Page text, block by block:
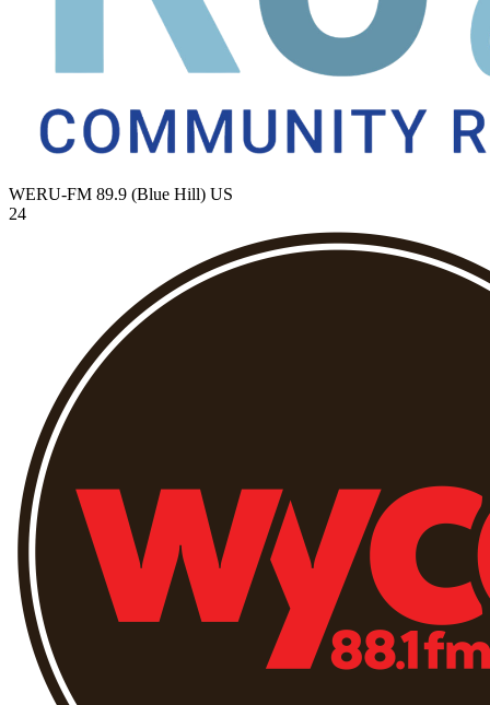
WERU-FM 89.9 (Blue Hill) US
24